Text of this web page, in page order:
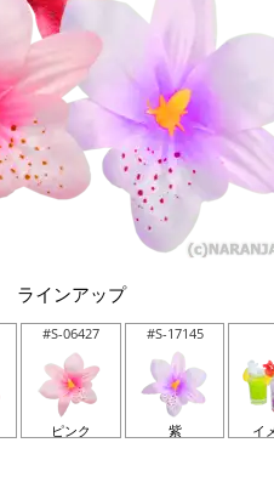
ラインアップ
#S-06427
ピンク
#S-17145
紫 イ